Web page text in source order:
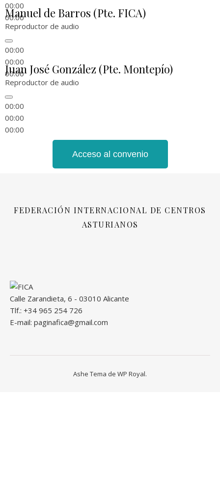
00:00
00:00
Manuel de Barros (Pte. FICA)
Reproductor de audio
00:00
00:00
00:00
Juan José González (Pte. Montepío)
Reproductor de audio
00:00
00:00
00:00
Acceso al convenio
FEDERACIÓN INTERNACIONAL DE CENTROS
ASTURIANOS
Calle Zarandieta, 6 - 03010 Alicante
Tlf.: +34 965 254 726
E-mail: paginafica@gmail.com
Ashe Tema de WP Royal.